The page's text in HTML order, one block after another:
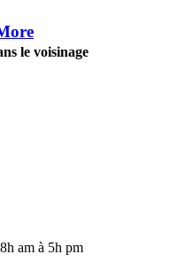
le voisinage
am à 5h pm